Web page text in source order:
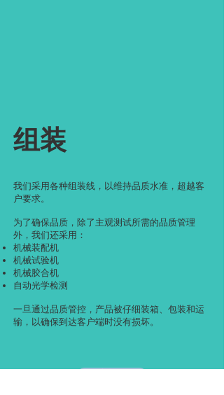
组装
我们采用各种组装线，以维持品质水准，超越客
户要求。
为了确保品质，除了主观测试所需的品质管理
外，我们还采用：
机械装配机
机械试验机
机械胶合机
自动光学检测
一旦通过品质管控，产品被仔细装箱、包装和运
输，以确保到达客户端时没有损坏。​